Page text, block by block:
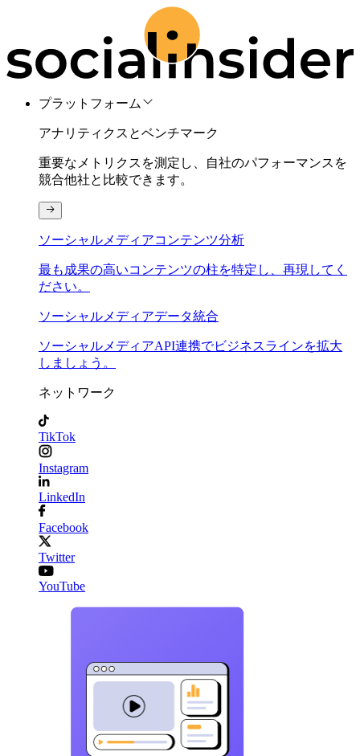
プラットフォーム
アナリティクスとベンチマーク
重要なメトリクスを測定し、自社のパフォーマンスを
競合他社と比較できます。
ソーシャルメディアコンテンツ分析
最も成果の高いコンテンツの柱を特定し、再現してく
ださい。
ソーシャルメディアデータ統合
ソーシャルメディアAPI連携でビジネスラインを拡大
しましょう。
ネットワーク
TikTok
Instagram
LinkedIn
Facebook
Twitter
YouTube